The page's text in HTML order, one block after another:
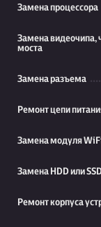
Замена процессора
Замена видеочипа,
моста
Замена разъема
Ремонт цепи
Замена модуля
Замена HDD или
Ремонт корпуса